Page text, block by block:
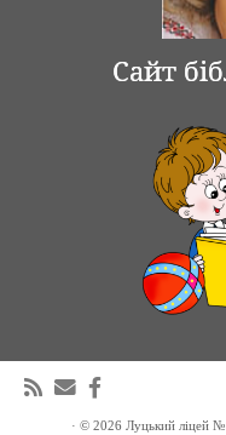
Сайт
· © 2026 Луцький ліцей №